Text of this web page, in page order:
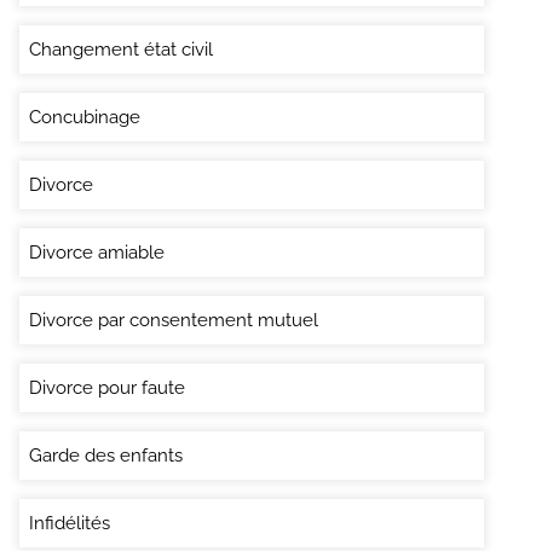
Changement état civil
Concubinage
Divorce
Divorce amiable
Divorce par consentement mutuel
Divorce pour faute
Garde des enfants
Infidélités